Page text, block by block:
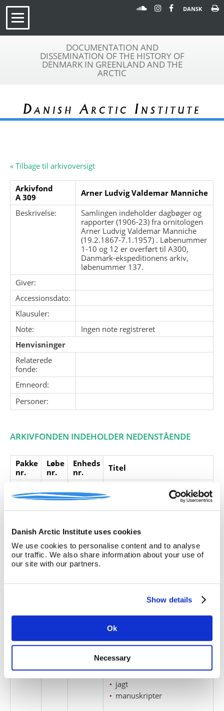
Danish Arctic Institute uses cookies
We use cookies to personalise content and to analyse
our traffic. We also share information about your use of
our site with our partners.
Show details
Ok
Necessary
DANSK
DOCUMENTATION AND
DISSEMINATION OF THE HISTORY OF
DENMARK IN GREENLAND AND THE
ARCTIC
Danish Arctic Institute
« Tilbage til arkivoversigt
Arkivfond
A 309
Arner Ludvig Valdemar Manniche
Beskrivelse:
Samlingen indeholder dagbøger og
rapporter (1906-23) fra ornitologen
Arner Ludvig Valdemar Manniche
(19.2.1867-7.1.1957) . Løbenummer
1-10 og 12 er overført til A300,
Danmark-ekspeditionens arkiv,
løbenummer 137.
Giver:
Accessionsdato:
Klausuler:
Note:
Ingen note registreret
Henvisninger
Relaterede
fonde:
Emneord:
Personer:
ARKIVFONDEN INDEHOLDER NEDENSTÅENDE
Pakke
nr.
Løbe
nr.
Enheds
nr.
Titel
Manuskript til publikationen
af de geologiske iagttagelser
danmark-ekspeditionen
(1906 08)
geologi
Valdemar
Hvalrosjagt i
hvalrosser
jagt
manuskripter